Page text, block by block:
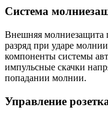
Система
Внешняя молниезащита
разряд при ударе
компоненты системы
импульсные скачки
попадании молнии.
Управление